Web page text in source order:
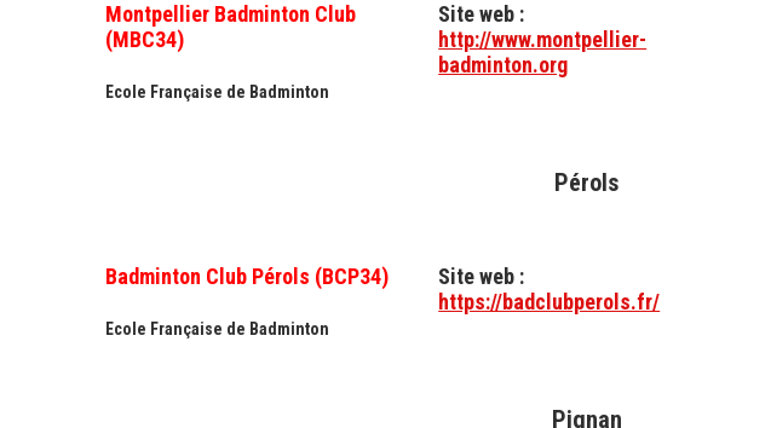
Montpellier Badminton Club
(MBC34)
Ecole Française de Badminton
Site web :
http://www.montpellier-
badminton.org
Pérols
Badminton Club Pérols (BCP34)
Ecole Française de Badminton
Site web :
https://badclubperols.fr/
Pignan